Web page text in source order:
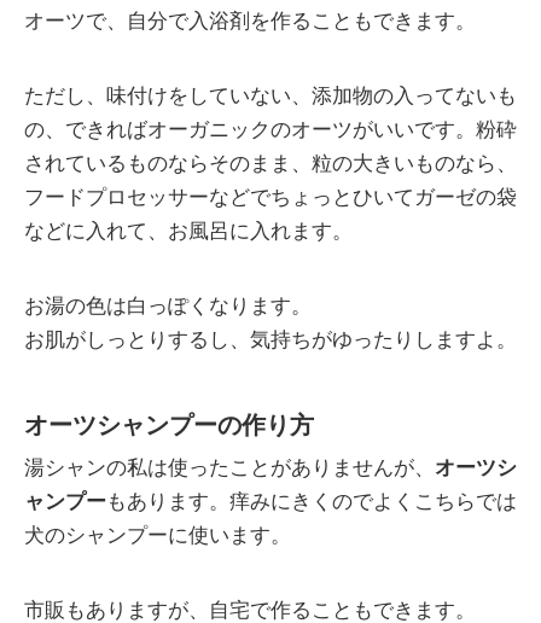
オーツで、自分で入浴剤を作ることもできます。
ただし、味付けをしていない、添加物の入ってないも
の、できればオーガニックのオーツがいいです。粉砕
されているものならそのまま、粒の大きいものなら、
フードプロセッサーなどでちょっとひいてガーゼの袋
などに入れて、お風呂に入れます。
お湯の色は白っぽくなります。
お肌がしっとりするし、気持ちがゆったりしますよ。
オーツシャンプーの作り方
湯シャンの私は使ったことがありませんが、 オーツシ
ャンプーもあります。痒みにきくのでよくこちらでは
犬のシャンプーに使います。
市販もありますが、自宅で作ることもできます。